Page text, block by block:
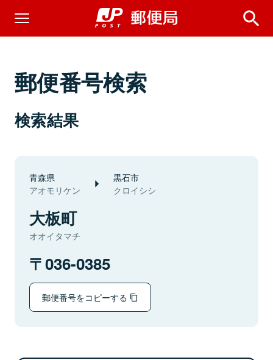
郵便番号検索
検索結果
青森県
アオモリケン
黒石市
クロイシシ
大板町
オオイタマチ
036-0385
郵便番号をコピーする